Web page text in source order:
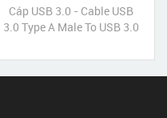
Cáp USB 3.0 - Cable USB
3.0 Type A Male To USB 3.0
USB 3.0 cho ổ cứng hdd gắn
ngoài giá rẻ